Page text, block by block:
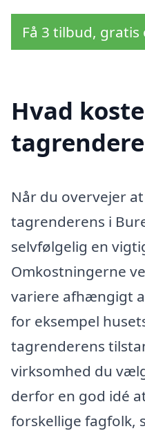
Få 3 tilbud,
Hvad
Når du overvejer
tagrenderens i
selvfølgelig en
Omkostningerne
variere afhængigt
for eksempel
tagrenderens
virksomhed du
derfor en god idé
forskellige fagfolk,